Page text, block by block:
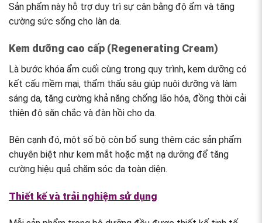
Sản phẩm này hỗ trợ duy trì sự cân bằng độ ẩm và tăng
cường sức sống cho làn da.
Kem dưỡng cao cấp (Regenerating Cream)
Là bước khóa ẩm cuối cùng trong quy trình, kem dưỡng có
kết cấu mềm mại, thẩm thấu sâu giúp nuôi dưỡng và làm
sáng da, tăng cường khả năng chống lão hóa, đồng thời cải
thiện độ săn chắc và đàn hồi cho da.
Bên cạnh đó, một số bộ còn bổ sung thêm các sản phẩm
chuyên biệt như kem mắt hoặc mặt nạ dưỡng để tăng
cường hiệu quả chăm sóc da toàn diện.
Thiết kế và trải nghiệm sử dụng